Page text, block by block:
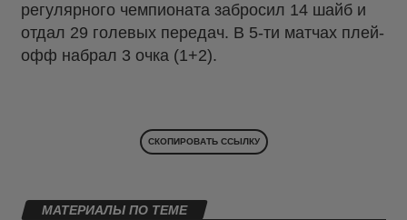
регулярного чемпионата забросил 14 шайб и
отдал 29 голевых передач. В 5-ти матчах плей-
офф набрал 3 очка (1+2).
СКОПИРОВАТЬ ССЫЛКУ
МАТЕРИАЛЫ ПО ТЕМЕ